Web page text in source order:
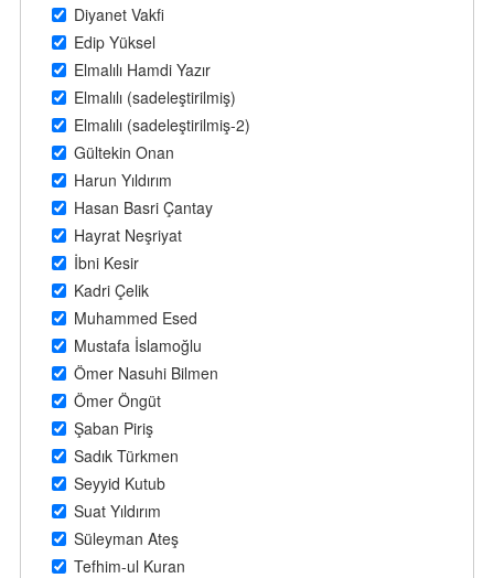
Diyanet Vakfi
Edip Yüksel
Elmalılı Hamdi Yazır
Elmalılı (sadeleştirilmiş)
Elmalılı (sadeleştirilmiş-2)
Gültekin Onan
Harun Yıldırım
Hasan Basri Çantay
Hayrat Neşriyat
İbni Kesir
Kadri Çelik
Muhammed Esed
Mustafa İslamoğlu
Ömer Nasuhi Bilmen
Ömer Öngüt
Şaban Piriş
Sadık Türkmen
Seyyid Kutub
Suat Yıldırım
Süleyman Ateş
Tefhim-ul Kuran